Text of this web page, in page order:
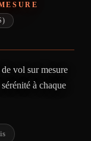
vol sur mesure
à chaque